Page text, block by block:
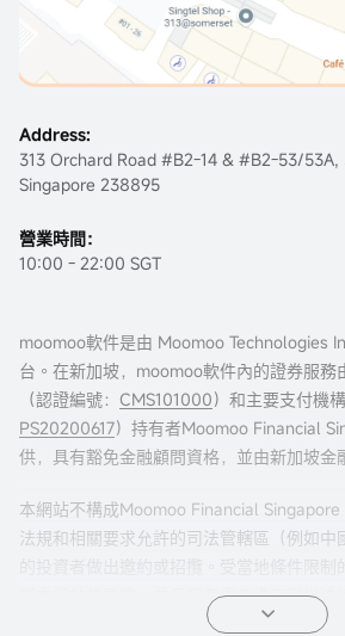
Address:
313 Orchard Road #B2-14 & #B2-53/53A,
Singapore 238895
營業時間：
10:00 - 22:00 SGT
moomoo軟件是由 Moomoo Technologies
台。在新加坡，moomoo軟件內的證券服務
（認證編號： CMS101000）和主要支付機
PS20200617）持有者Moomoo Financial
供，具有豁免金融顧問資格，並由新加坡金
本網站不構成Moomoo Financial
法規和相關要求允許的司法管轄區（例如中
問本網站的風險，並且您有責任遵守當地法